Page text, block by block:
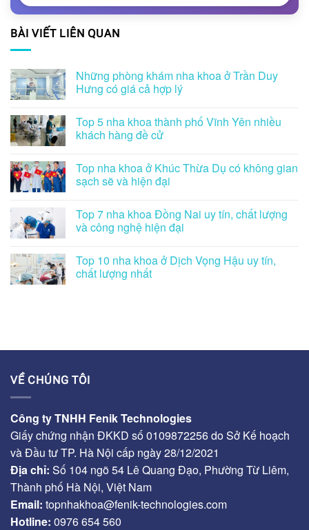
BÀI VIẾT LIÊN QUAN
Những phòng khám nha khoa ở Trần Duy
Hưng có giá cả hợp lý
Top 5 nha khoa thành phố Vĩnh Yên nhiều
khách hàng đề cử
Top nha khoa ở Khúc Thừa Dụ có không gian
sạch sẽ và hiện đại
Top 7 nha khoa Đồng Nai uy tín, chất lượng
và công nghệ hiện đại
Top 10 nha khoa ở Dịch Vọng Hậu uy tín,
chất lượng nhất
VỀ CHÚNG TÔI
Công ty TNHH Fenik Technologies
Giấy chứng nhận ĐKKD số 0109872256 do Sở Kế hoạch
và Đầu tư TP. Hà Nội cấp ngày 28/12/2021
Địa chỉ: Số 104 ngõ 54 Lê Quang Đạo, Phường Từ Liêm,
Thành phố Hà Nội, Việt Nam
Email: topnhakhoa@fenik-technologies.com
Hotline: 0976 654 560